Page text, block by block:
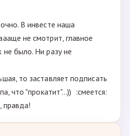
В инвесте наша
не смотрит, главное
было. Ни разу не
то заставляет подписать
что "прокатит"...)) :смеется:
правда!